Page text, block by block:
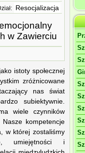
Resocjalizacja
w Zawierciu
istoty społecznej
zróżnicowane
nas świat
subiektywnie.
wiele czynników
kompetencje
w której zostaliśmy
umiejętności i